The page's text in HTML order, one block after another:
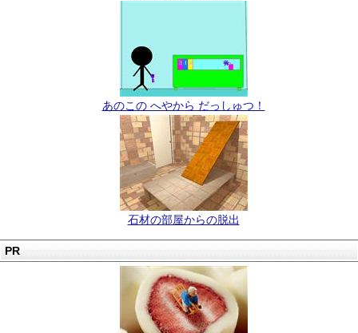
あのこの へやから だっしゅつ！
石材の部屋からの脱出
PR